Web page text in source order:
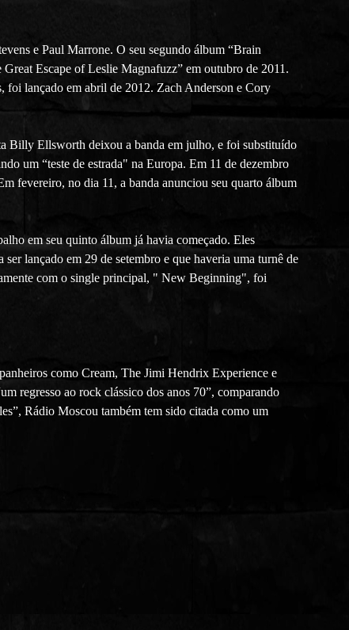
e Paul Marrone. O seu segundo álbum “Brain
Escape of Leslie Magnafuzz” em outubro de 2011.
foi lançado em abril de 2012. Zach Anderson e Cory
Billy Ellsworth deixou a banda em julho, e foi substituído
um “teste de estrada" na Europa. Em 11 de dezembro
fevereiro, no dia 11, a banda anunciou seu quarto álbum
em seu quinto álbum já havia começado. Eles
lançado em 29 de setembro e que haveria uma turnê de
com o single principal, " New Beginning", foi
como Cream, The Jimi Hendrix Experience e
regresso ao rock clássico dos anos 70”, comparando
Rádio Moscou também tem sido citada como um